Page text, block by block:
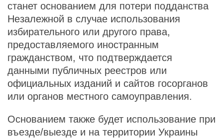
станет основанием для потери подданства
Незалежной в случае использования
избирательного или другого права,
предоставляемого иностранным
гражданством, что подтверждается
данными публичных реестров или
официальных изданий и сайтов госорганов
или органов местного самоуправления.
Основанием также будет использование при
въезде/выезде и на территории Украины